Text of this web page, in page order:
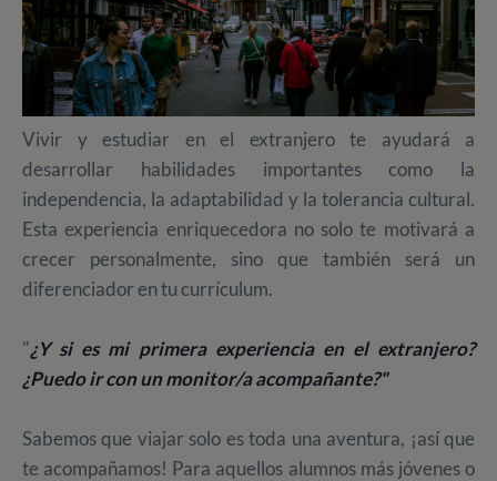
Vivir y estudiar en el extranjero te ayudará a
desarrollar habilidades importantes como la
independencia, la adaptabilidad y la tolerancia cultural.
Esta experiencia enriquecedora no solo te motivará a
crecer personalmente, sino que también será un
diferenciador en tu currículum.
"¿Y si es mi primera experiencia en el extranjero?
¿Puedo ir con un monitor/a acompañante?"
Sabemos que viajar solo es toda una aventura, ¡así que
te acompañamos! Para aquellos alumnos más jóvenes o